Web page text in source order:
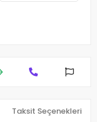
Taksit Seçenekleri